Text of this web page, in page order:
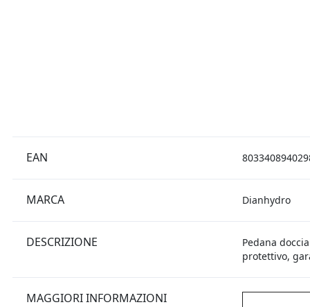
EAN
MARCA Dianhydro
DESCRIZIONE
Pedana
protettivo,
MAGGIORI INFORMAZIONI